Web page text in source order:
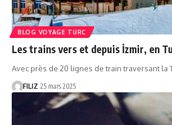
BLOG VOYAGE TURC
Les trains vers et depuis İzmir, en
Avec près de 20 lignes de train traversant la
FILIZ 25 mars 2025